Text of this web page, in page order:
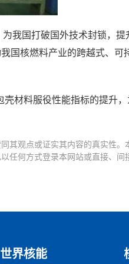
我国打破国外技术封锁，提
国核燃料产业的跨越式、可
材料服役性能指标的提升，
其观点或证实其内容的真实性。
任何方式登录本网站或直接、间
世界核能